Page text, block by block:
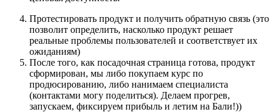
Протестировать продукт и получить обратную связь (это
позволит определить, насколько продукт решает
реальные проблемы пользователей и соответствует их
ожиданиям)
После того, как посадочная страница готова, продукт
сформирован, мы либо покупаем курс по
продюсированию, либо нанимаем специалиста
(контактами могу поделиться). Делаем прогрев,
запускаем, фиксируем прибыль и летим на Бали!))